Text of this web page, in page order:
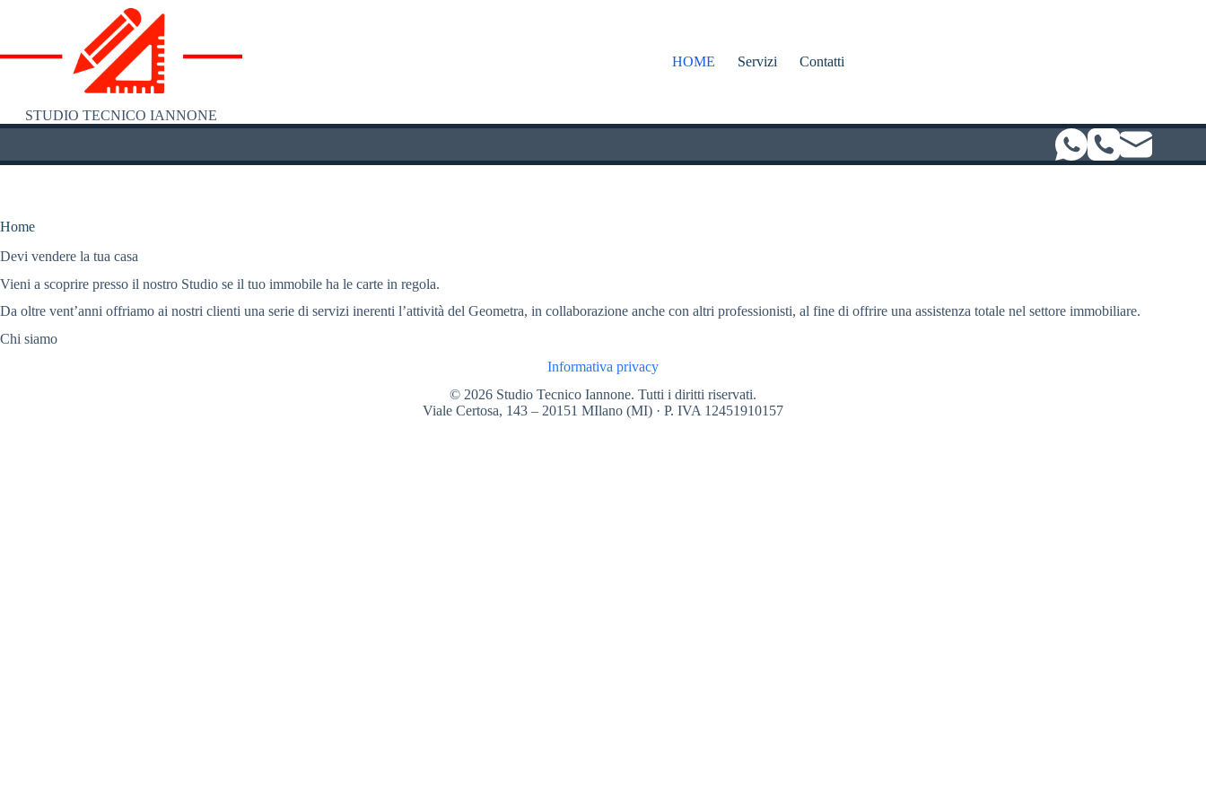
STUDIO TECNICO IANNONE
HOME Servizi Contatti
Home
Devi vendere la tua casa
Vieni a scoprire presso il nostro Studio se il tuo immobile ha le carte in regola.
Da oltre vent’anni offriamo ai nostri clienti una serie di servizi inerenti l’attività del Geometra, in collaborazione anche con altri professionisti, al fine di offrire una assistenza totale nel settore immobiliare.
Chi siamo
Informativa privacy
© 2026 Studio Tecnico Iannone. Tutti i diritti riservati.
Viale Certosa, 143 – 20151 MIlano (MI) · P. IVA 12451910157